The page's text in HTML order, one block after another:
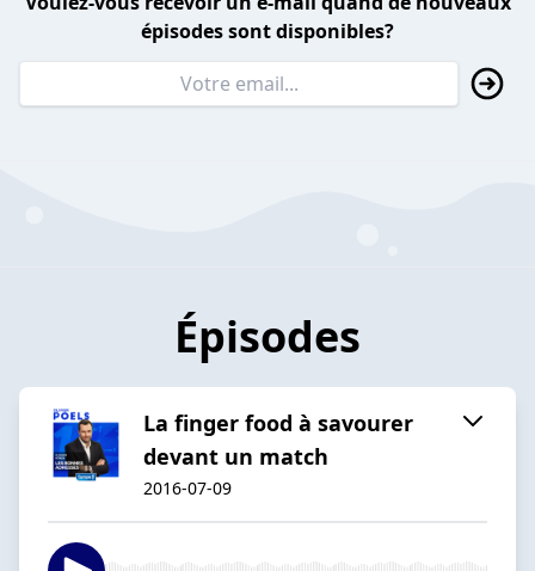
épisodes sont disponibles?
Épisodes
La finger food à savourer
devant un match
2016-07-09